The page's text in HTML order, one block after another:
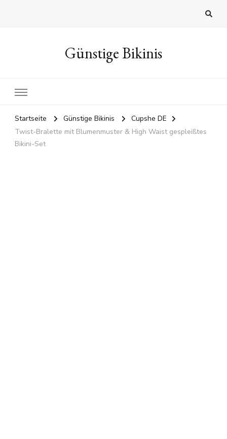
Günstige Bikinis
Startseite Günstige Bikinis
Cupshe DE
Twist-Bralette mit Blumenmuster & High Waist gespleißtes
Bikini-Set